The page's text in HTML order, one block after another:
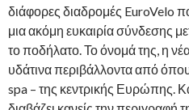
διάφορες διαδρομές EuroVelo
μια ακόμη ευκαιρία σύνδεσης
το ποδήλατο. Το όνομά της, η
υδάτινα περιβάλλοντα από
spa – της κεντρικής Ευρώπης.